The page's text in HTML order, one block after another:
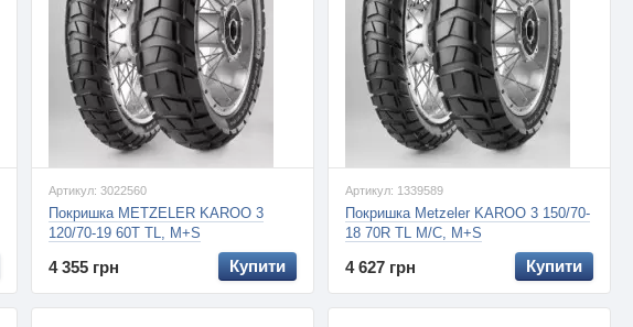
Артикул: 3022560
Покришка METZELER KAROO 3
120/70-19 60T TL, M+S
4 355 грн Купити
Артикул: 1339589
Покришка Metzeler KAROO 3 150/70-
18 70R TL M/C, M+S
4 627 грн Купити